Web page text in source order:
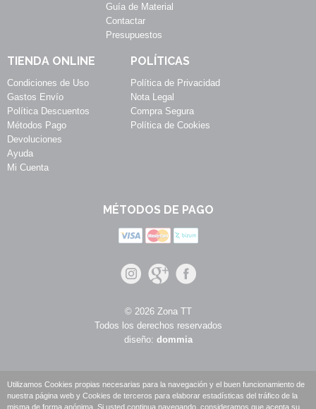
Guía de Material
Contactar
Presupuestos
TIENDA ONLINE
Condiciones de Uso
Gastos Envío
Política Descuentos
Métodos Pago
Devoluciones
Ayuda
Mi Cuenta
POLÍTICAS
Política de Privacidad
Nota Legal
Compra Segura
Política de Cookies
MÉTODOS DE PAGO
© 2026 Zona TT
Todos los derechos reservados
diseño: dommia
Utilizamos Cookies propias necesarias para la navegación y el buen funcionamiento de
nuestra página web y Cookies de terceros para elaborar estadísticas del tráfico de la
misma de forma anónima. Si usted continua navegando, consideramos que acepta su